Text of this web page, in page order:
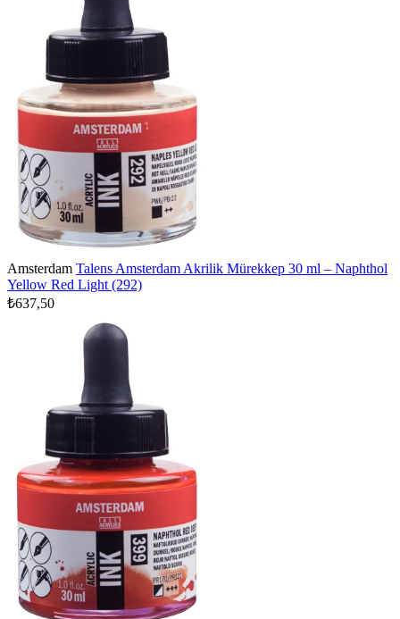
Amsterdam Talens Amsterdam Akrilik Mürekkep 30 ml – Naphthol
Yellow Red Light (292)
₺637,50